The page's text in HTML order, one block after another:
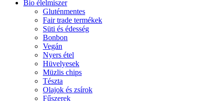
Bio élelmiszer
Gluténmentes
Fair trade termékek
Süti és édesség
Bonbon
Vegán
Nyers étel
Hüvelyesek
Müzlis chips
Tészta
Olajok és zsírok
Fűszerek